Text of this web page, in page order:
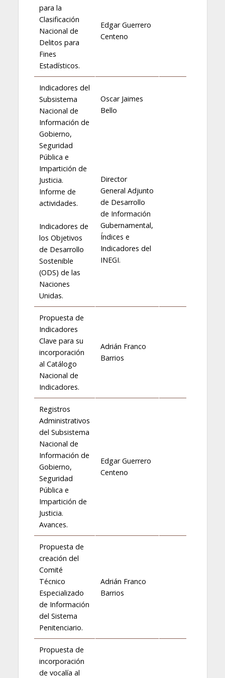
para la
Clasificación
Nacional de
Delitos para
Fines
Estadísticos.
Edgar Guerrero
Centeno
Indicadores del
Subsistema
Nacional de
Información de
Gobierno,
Seguridad
Pública e
Impartición de
Justicia.
Informe de
actividades.
Indicadores de
los Objetivos
de Desarrollo
Sostenible
(ODS) de las
Naciones
Unidas.
Oscar Jaimes
Bello
Director
General Adjunto
de Desarrollo
de Información
Gubernamental,
Índices e
Indicadores del
INEGI.
Propuesta de
Indicadores
Clave para su
incorporación
al Catálogo
Nacional de
Indicadores.
Adrián Franco
Barrios
Registros
Administrativos
del Subsistema
Nacional de
Información de
Gobierno,
Seguridad
Pública e
Impartición de
Justicia.
Avances.
Edgar Guerrero
Centeno
Propuesta de
creación del
Comité
Técnico
Especializado
de Información
del Sistema
Penitenciario.
Adrián Franco
Barrios
Propuesta de
incorporación
de vocalía al